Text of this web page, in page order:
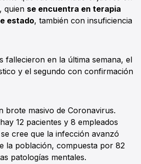
quien se encuentra en terapia
estado, también con insuficiencia
fallecieron en la última semana, el
y el segundo con confirmación
brote masivo de Coronavirus.
12 pacientes y 8 empleados
cree que la infección avanzó
la población, compuesta por 82
patologías mentales.